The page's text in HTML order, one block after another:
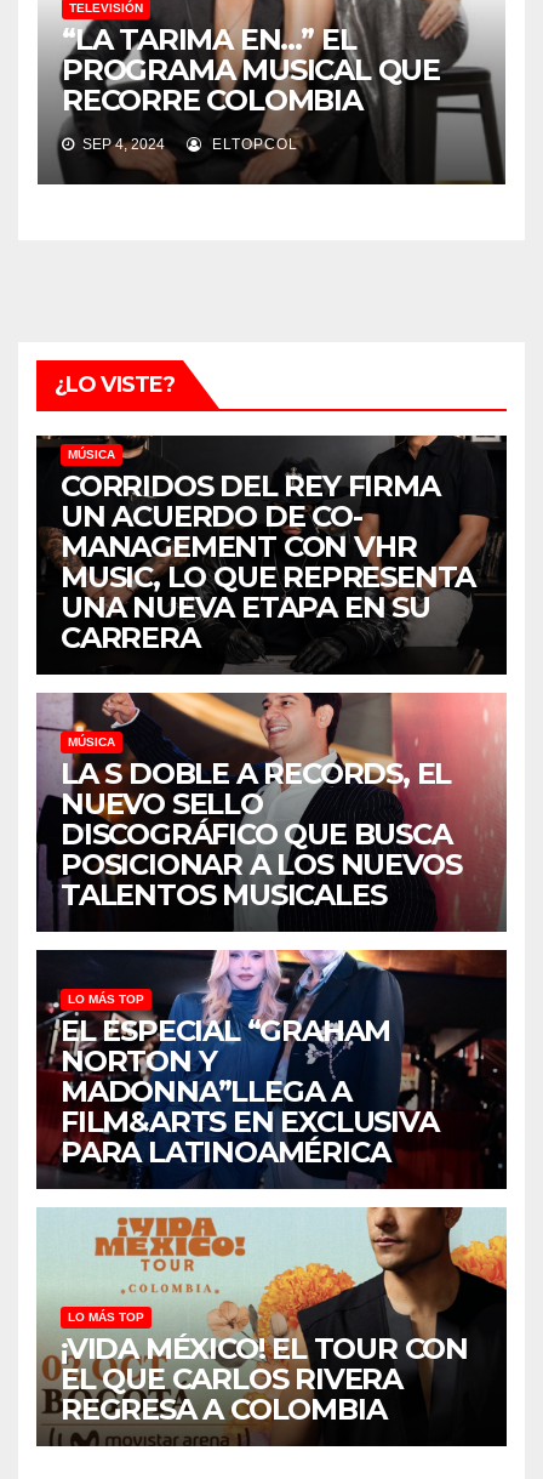
TELEVISIÓN
“LA TARIMA EN…” EL
PROGRAMA MUSICAL QUE
RECORRE COLOMBIA
SEP 4, 2024 ELTOPCOL
¿LO VISTE?
MÚSICA
CORRIDOS DEL REY FIRMA
UN ACUERDO DE CO-
MANAGEMENT CON VHR
MUSIC, LO QUE REPRESENTA
UNA NUEVA ETAPA EN SU
CARRERA
MÚSICA
LA S DOBLE A RECORDS, EL
NUEVO SELLO
DISCOGRÁFICO QUE BUSCA
POSICIONAR A LOS NUEVOS
TALENTOS MUSICALES
LO MÁS TOP
EL ESPECIAL “GRAHAM
NORTON Y
MADONNA”LLEGA A
FILM&ARTS EN EXCLUSIVA
PARA LATINOAMÉRICA
LO MÁS TOP
¡VIDA MÉXICO! EL TOUR CON
EL QUE CARLOS RIVERA
REGRESA A COLOMBIA